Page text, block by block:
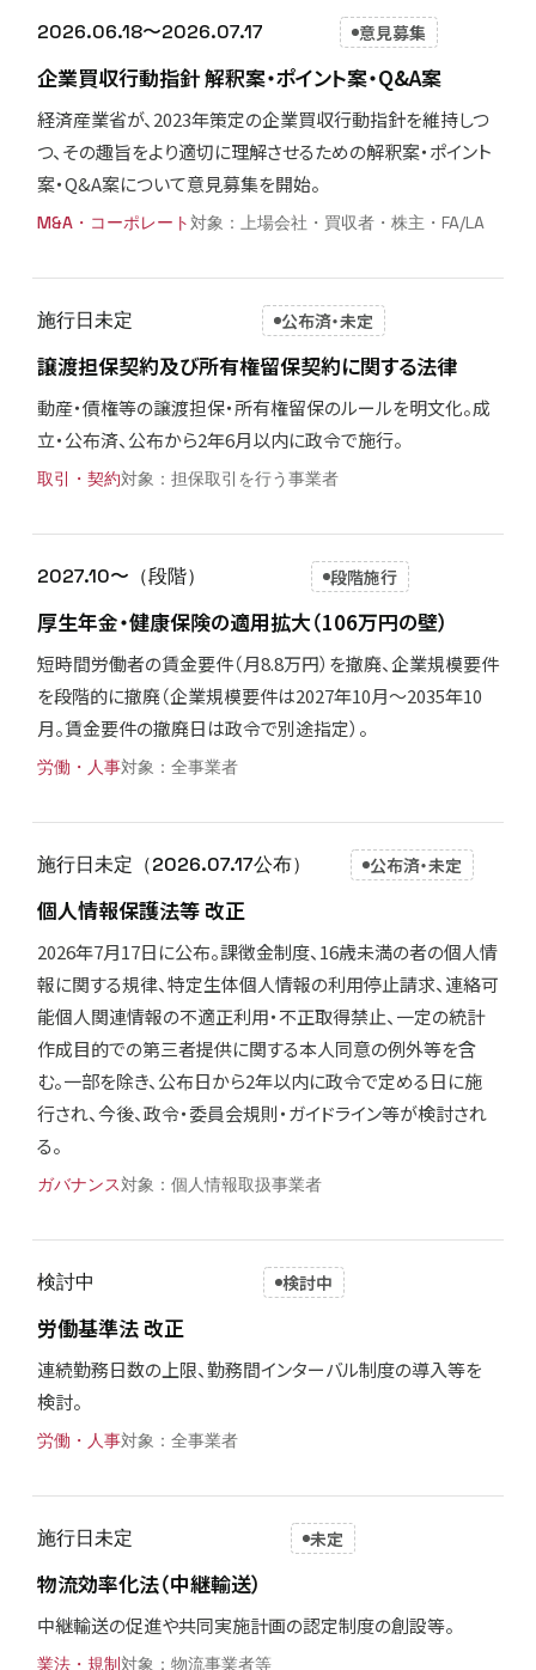
2026.06.18〜2026.07.17 意見募集
企業買収行動指針 解釈案・ポイント案・Q&A案
経済産業省が、2023年策定の企業買収行動指針を維持しつ
つ、その趣旨をより適切に理解させるための解釈案・ポイント
案・Q&A案について意見募集を開始。
M&A・コーポレート 上場会社・買収者・株主・FA/LA
施行日未定 公布済・未定
譲渡担保契約及び所有権留保契約に関する法律
動産・債権等の譲渡担保・所有権留保のルールを明文化。成
立・公布済、公布から2年6月以内に政令で施行。
取引・契約 担保取引を行う事業者
2027.10〜（段階） 段階施行
厚生年金・健康保険の適用拡大（106万円の壁）
短時間労働者の賃金要件（月8.8万円）を撤廃、企業規模要件
を段階的に撤廃（企業規模要件は2027年10月〜2035年10
月。賃金要件の撤廃日は政令で別途指定）。
労働・人事 全事業者
施行日未定（2026.07.17公布） 公布済・未定
個人情報保護法等 改正
2026年7月17日に公布。課徴金制度、16歳未満の者の個人情
報に関する規律、特定生体個人情報の利用停止請求、連絡可
能個人関連情報の不適正利用・不正取得禁止、一定の統計
作成目的での第三者提供に関する本人同意の例外等を含
む。一部を除き、公布日から2年以内に政令で定める日に施
行され、今後、政令・委員会規則・ガイドライン等が検討され
る。
ガバナンス 個人情報取扱事業者
検討中 検討中
労働基準法 改正
連続勤務日数の上限、勤務間インターバル制度の導入等を
検討。
労働・人事 全事業者
施行日未定 未定
物流効率化法（中継輸送）
中継輸送の促進や共同実施計画の認定制度の創設等。
業法・規制 物流事業者等